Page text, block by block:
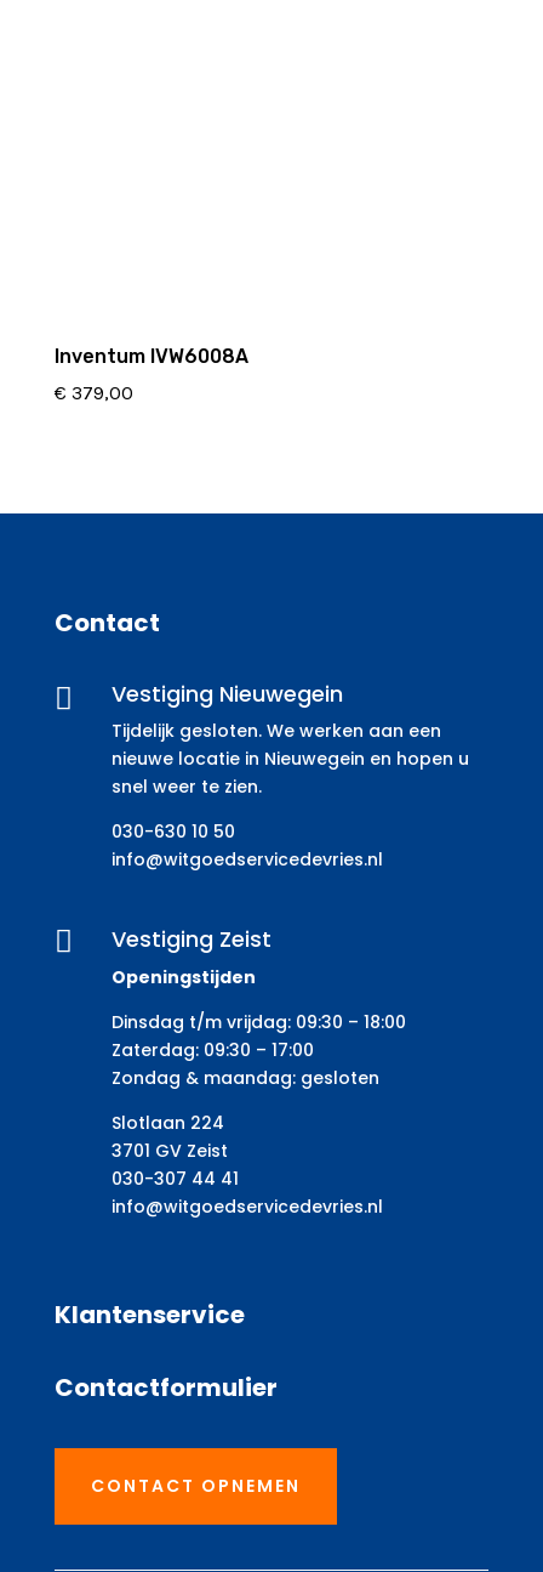
Inventum IVW6008A
€ 379,00
Contact
 Vestiging Nieuwegein
Tijdelijk gesloten. We werken aan een
nieuwe locatie in Nieuwegein en hopen u
snel weer te zien.
030-630 10 50
info@witgoedservicedevries.nl
 Vestiging Zeist
Openingstijden
Dinsdag t/m vrijdag: 09:30 – 18:00
Zaterdag: 09:30 – 17:00
Zondag & maandag: gesloten
Slotlaan 224
3701 GV Zeist
030-307 44 41
info@witgoedservicedevries.nl
Klantenservice
Contactformulier
CONTACT OPNEMEN